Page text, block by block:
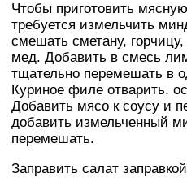
Чтобы приготовить
требуется измельчить
смешать сметану,
мед. Добавить в смесь
тщательно перемешать в
Куриное филе отварить,
Добавить мясо к соусу и
добавить измельченный
перемешать.
Заправить салат